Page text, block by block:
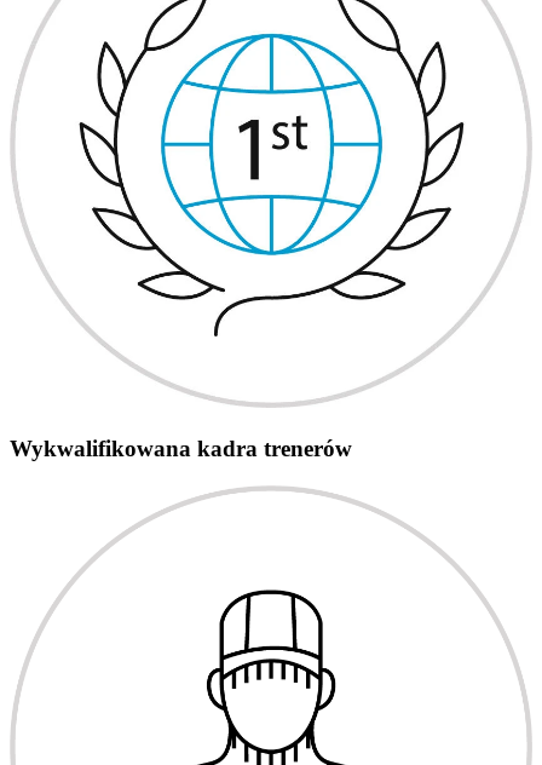
Wykwalifikowana kadra trenerów